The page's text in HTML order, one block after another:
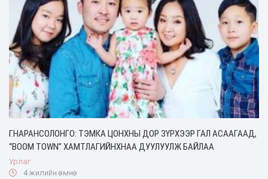
Г.НАРАНСОЛОНГО: ТЭМКА ЦОНХНЫ ДОР ЗҮРХЭЭР ГАЛ АСААГААД,
“BOOM TOWN” ХАМТЛАГИЙНХНАА ДУУЛУУЛЖ БАЙЛАА
Урлаг
4 жилийн өмнө